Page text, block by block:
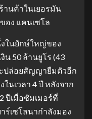
านค้าในเยอรมัน
อง แคนเซโล
ในยักษ์ใหญ่ของ
น 50 ล้านยูโร (43
ปล่อยสัญญายืมตัวอีก
นเวลา 4 ปี หลังจาก
ปีเมื่อซัมเมอร์ที่
ร์เซโลนากำลังมอง